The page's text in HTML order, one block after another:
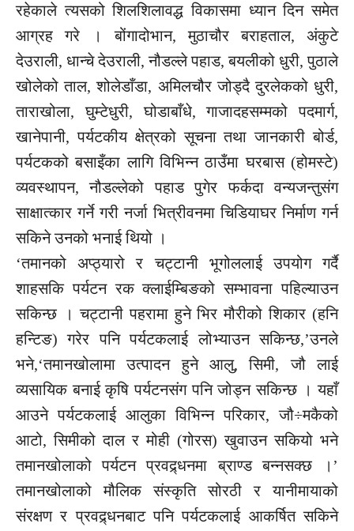
रहेकाले त्यसको शिलशिलावद्ध विकासमा ध्यान दिन समेत
आग्रह गरे । बोंगादोभान, मुठाचौर बराहताल, अंकुटे
देउराली, धान्चे देउराली, नौडल्ले पहाड, बयलीको धुरी, पुठाले
खोलेको ताल, शोलेडाँडा, अमिलचौर जोड्दै दुरलेकको धुरी,
ताराखोला, घुम्टेधुरी, घोडाबाँधे, गाजादहसम्मको पदमार्ग,
खानेपानी, पर्यटकीय क्षेत्रको सूचना तथा जानकारी बोर्ड,
पर्यटकको बसाइँका लागि विभिन्न ठाउँमा घरबास (होमस्टे)
व्यवस्थापन, नौडल्लेको पहाड पुगेर फर्कदा वन्यजन्तुसंग
साक्षात्कार गर्ने गरी नर्जा भित्रीवनमा चिडियाघर निर्माण गर्न
सकिने उनको भनाई थियो ।
‘तमानको अप्ठ्यारो र चट्टानी भूगोललाई उपयोग गर्दै
शाहसकि पर्यटन रक क्लाईम्बिङको सम्भावना पहिल्याउन
सकिन्छ । चट्टानी पहरामा हुने भिर मौरीको शिकार (हनि
हन्टिङ) गरेर पनि पर्यटकलाई लोभ्याउन सकिन्छ,’उनले
भने,‘तमानखोलामा उत्पादन हुने आलु, सिमी, जौ लाई
व्यसायिक बनाई कृषि पर्यटनसंग पनि जोड्न सकिन्छ । यहाँ
आउने पर्यटकलाई आलुका विभिन्न परिकार, जौ÷मकैको
आटो, सिमीको दाल र मोही (गोरस) खुवाउन सकियो भने
तमानखोलाको पर्यटन प्रवद्र्धनमा ब्राण्ड बन्नसक्छ ।’
तमानखोलाको मौलिक संस्कृति सोरठी र यानीमायाको
संरक्षण र प्रवद्र्धनबाट पनि पर्यटकलाई आकर्षित सकिने